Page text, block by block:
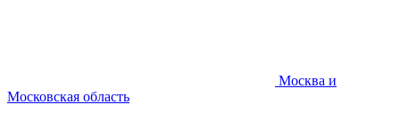
Москва и
Московская область